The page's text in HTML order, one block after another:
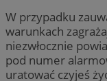
W przypadku
warunkach
niezwłocznie
pod numer
uratować czyjeś